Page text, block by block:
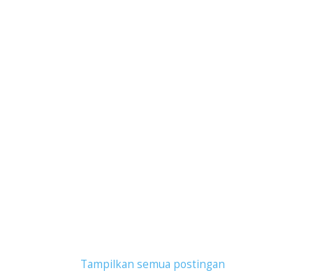
Tampilkan semua postingan